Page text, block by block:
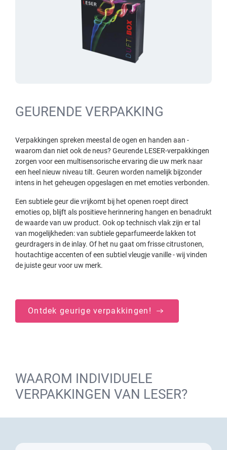
GEURENDE VERPAKKING
Verpakkingen spreken meestal de ogen en handen aan -
waarom dan niet ook de neus? Geurende LESER-verpakkingen
zorgen voor een multisensorische ervaring die uw merk naar
een heel nieuw niveau tilt. Geuren worden namelijk bijzonder
intens in het geheugen opgeslagen en met emoties verbonden.
Een subtiele geur die vrijkomt bij het openen roept direct
emoties op, blijft als positieve herinnering hangen en benadrukt
de waarde van uw product. Ook op technisch vlak zijn er tal
van mogelijkheden: van subtiele geparfumeerde lakken tot
geurdragers in de inlay. Of het nu gaat om frisse citrustonen,
houtachtige accenten of een subtiel vleugje vanille - wij vinden
de juiste geur voor uw merk.
Ontdek geurige verpakkingen!
WAAROM INDIVIDUELE
VERPAKKINGEN VAN LESER?